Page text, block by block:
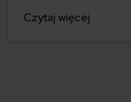
Sprawdzamy!
Czytaj więcej